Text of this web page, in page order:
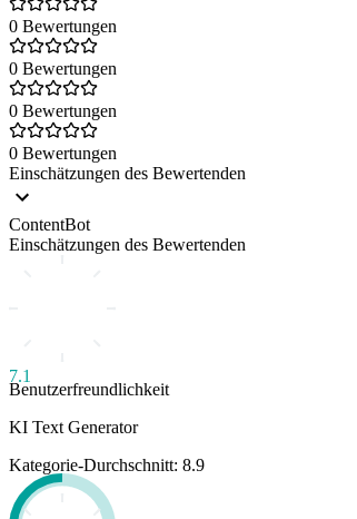
0 Bewertungen
0 Bewertungen
0 Bewertungen
0 Bewertungen
Einschätzungen des Bewertenden
ContentBot
Einschätzungen des Bewertenden
7.1
Benutzerfreundlichkeit
KI Text Generator
Kategorie-Durchschnitt: 8.9